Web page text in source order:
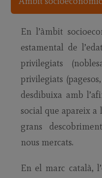
En l’àmbit
estamental de
privilegiats
privilegiats
desdibuixa amb
social que apareix a
grans
nous mercats.
En el marc català, l’